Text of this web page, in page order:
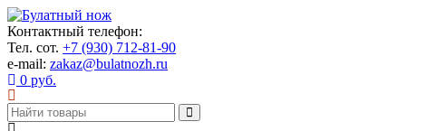
Контактный телефон:
Тел. сот. +7 (930) 712-81-90
e-mail: zakaz@bulatnozh.ru
0 руб.